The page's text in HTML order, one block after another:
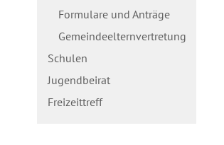
Formulare und Anträge
Gemeindeelternvertretung
Schulen
Jugendbeirat
Freizeittreff